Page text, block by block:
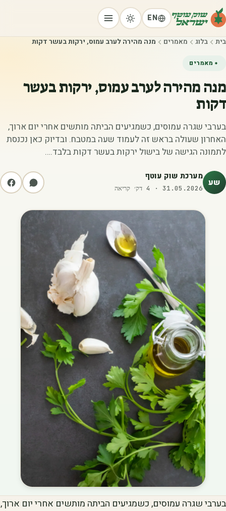
EN
בית בלוג מאמרים מנה מהירה לערב עמוס, ירקות בעשר דקות
מאמרים
מנה מהירה לערב עמוס, ירקות בעשר
דקות
בערבי שגרה עמוסים, כשמגיעים הביתה מותשים אחרי יום ארוך,
האחרון שעולה בראש זה לעמוד שעה במטבח. ובדיוק כאן נכנסת
לתמונה הגישה של בישול ירקות בעשר דקות בלבד.…
שע מערכת שוק עוטף
31.05.2026
·
4 דק׳ קריאה
בערבי שגרה עמוסים, כשמגיעים הביתה מותשים אחרי יום ארוך,